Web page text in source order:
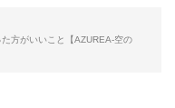
方がいいこと【AZUREA-空の